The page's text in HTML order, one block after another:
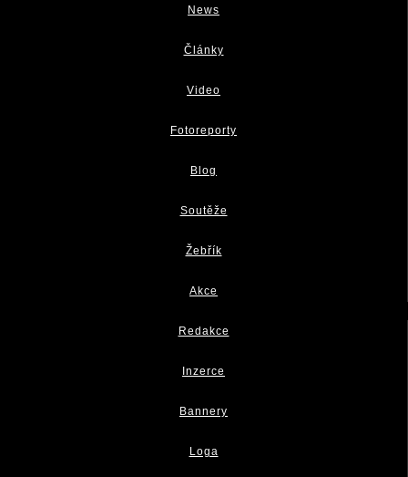
News
Články
Video
Fotoreporty
Blog
Soutěže
Žebřík
Akce
Redakce
Inzerce
Bannery
Loga